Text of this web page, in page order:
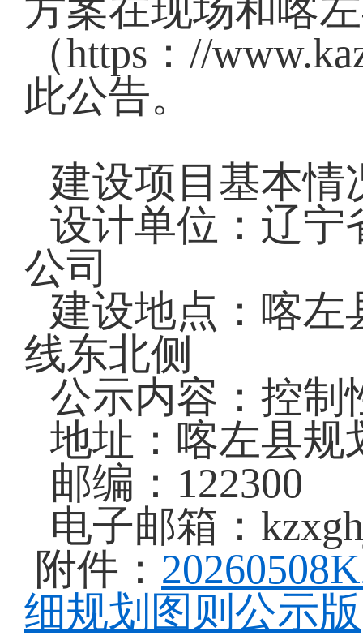
方案在现场和喀
（https：//
此公告。
建设项目基本情
设计单位：辽宁
公司
建设地点：喀左
线东北侧
公示内容：控制
地址：喀左县规
邮编：122300
电子邮箱：
附件：
细规划图则公示版